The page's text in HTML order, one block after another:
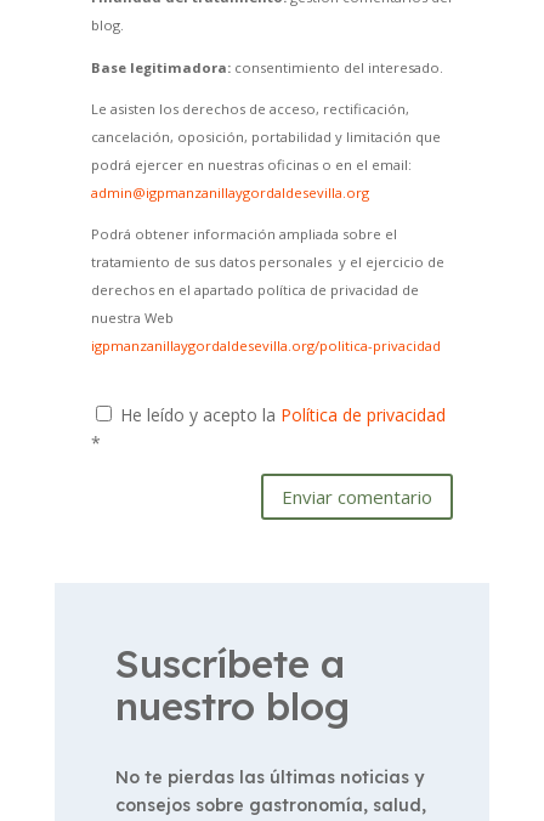
blog.
Base legitimadora:consentimiento del interesado.
Le asisten los derechos de acceso, rectificación,
cancelación, oposición, portabilidad y limitación que
podrá ejercer en nuestras oficinas o en el email:
admin@igpmanzanillaygordaldesevilla.org
Podrá obtener información ampliada sobre el
tratamiento de sus datos personales y el ejercicio de
derechos en el apartado política de privacidad de
nuestra Web
igpmanzanillaygordaldesevilla.org/politica-privacidad
He leído y acepto la Política de privacidad
*
Enviar comentario
Suscríbete a
nuestro blog
No te pierdas las últimas noticias y
consejos sobre gastronomía, salud,